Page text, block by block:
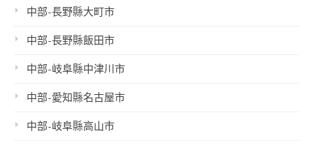
中部-長野縣大町市
中部-長野縣飯田市
中部-岐阜縣中津川市
中部-愛知縣名古屋市
中部-岐阜縣高山市